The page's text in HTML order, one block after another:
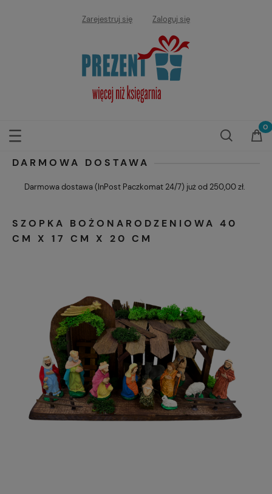
Zarejestruj się Zaloguj się
DARMOWA DOSTAWA
Darmowa dostawa (InPost Paczkomat 24/7) już od 250,00 zł.
SZOPKA BOŻONARODZENIOWA 40
CM X 17 CM X 20 CM